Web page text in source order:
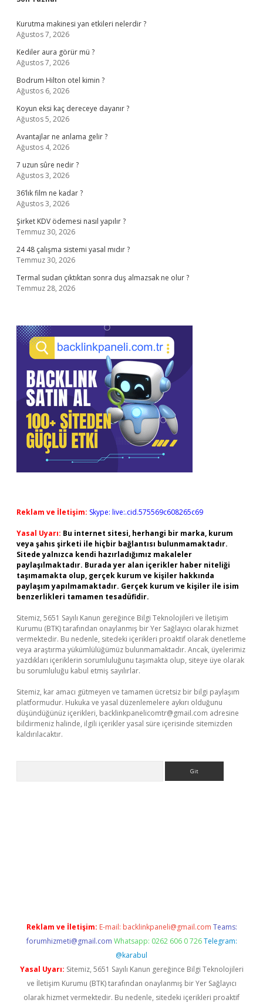
Sidebar
Kurutma makinesi yan etkileri nelerdir ?
Ağustos 7, 2026
Kediler aura görür mü ?
Ağustos 7, 2026
Bodrum Hilton otel kimin ?
Ağustos 6, 2026
Koyun eksi kaç dereceye dayanır ?
Ağustos 5, 2026
Avantajlar ne anlama gelir ?
Ağustos 4, 2026
7 uzun sûre nedir ?
Ağustos 3, 2026
36’lık film ne kadar ?
Ağustos 3, 2026
Şirket KDV ödemesi nasıl yapılır ?
Temmuz 30, 2026
24 48 çalışma sistemi yasal mıdır ?
Temmuz 30, 2026
Termal sudan çıktıktan sonra duş almazsak ne olur ?
Temmuz 28, 2026
Reklam ve İletişim: Skype: live:.cid.575569c608265c69
Yasal Uyarı: Bu internet sitesi, herhangi bir marka, kurum
veya şahıs şirketi ile hiçbir bağlantısı bulunmamaktadır.
Sitede yalnızca kendi hazırladığımız makaleler
paylaşılmaktadır. Burada yer alan içerikler haber niteliği
taşımamakta olup, gerçek kurum ve kişiler hakkında
paylaşım yapılmamaktadır. Gerçek kurum ve kişiler ile isim
benzerlikleri tamamen tesadüfidir.
Sitemiz, 5651 Sayılı Kanun gereğince Bilgi Teknolojileri ve İletişim
Kurumu (BTK) tarafından onaylanmış bir Yer Sağlayıcı olarak hizmet
vermektedir. Bu nedenle, sitedeki içerikleri proaktif olarak denetleme
veya araştırma yükümlülüğümüz bulunmamaktadır. Ancak, üyelerimiz
yazdıkları içeriklerin sorumluluğunu taşımakta olup, siteye üye olarak
bu sorumluluğu kabul etmiş sayılırlar.
Sitemiz, kar amacı gütmeyen ve tamamen ücretsiz bir bilgi paylaşım
platformudur. Hukuka ve yasal düzenlemelere aykırı olduğunu
düşündüğünüz içerikleri, backlinkpanelicomtr@gmail.com adresine
bildirmeniz halinde, ilgili içerikler yasal süre içerisinde sitemizden
kaldırılacaktır.
Reklam ve İletişim: E-mail: backlinkpaneli@gmail.com Teams:
forumhizmeti@gmail.com Whatsapp: 0262 606 0 726 Telegram:
@karabul
Yasal Uyarı: Sitemiz, 5651 Sayılı Kanun gereğince Bilgi Teknolojileri
ve İletişim Kurumu (BTK) tarafından onaylanmış bir Yer Sağlayıcı
olarak hizmet vermektedir. Bu nedenle, sitedeki içerikleri proaktif